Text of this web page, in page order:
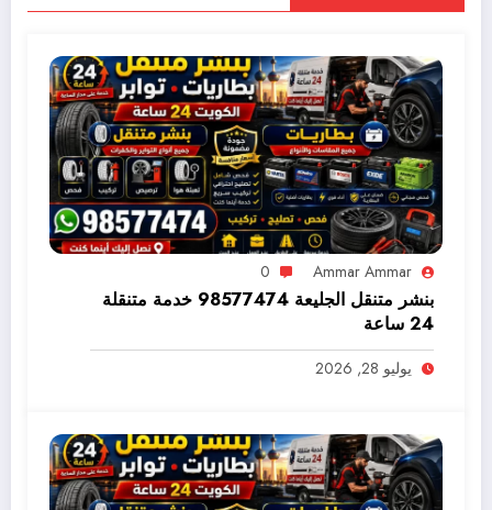
Ammar Ammar
0
بنشر متنقل الجليعة 98577474 خدمة متنقلة
24 ساعة
يوليو 28, 2026